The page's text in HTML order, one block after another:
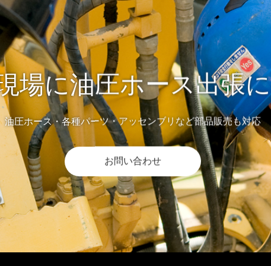
場に油圧ホース出張
油圧ホース・各種パーツ・アッセンブリなど部品販売も対応
お問い合わせ